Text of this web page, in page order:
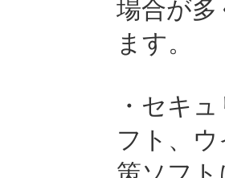
場合が
ます。
・セキ
フト、